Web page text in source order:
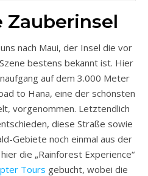
Zauberinsel
nach Maui, der Insel die vor
bestens bekannt ist. Hier
auf dem 3.000 Meter
to Hana, eine der schönsten
vorgenommen. Letztendlich
diese Straße sowie
Gebiete noch einmal aus der
die „Rainforest Experience“
Tours gebucht, wobei die